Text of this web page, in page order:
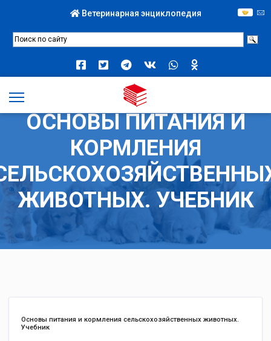
Ветеринарная энциклопедия
ОСНОВЫ ПИТАНИЯ И
КОРМЛЕНИЯ
ЖИВОТНЫХ. УЧЕБНИК
Основы питания и кормления сельскохозяйственных животных.
Учебник